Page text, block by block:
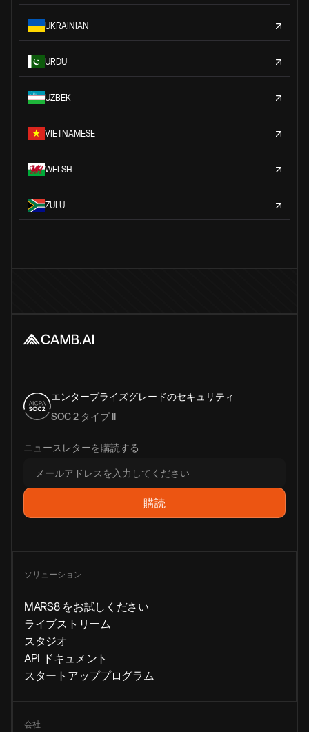
UKRAINIAN
URDU
UZBEK
VIETNAMESE
WELSH
ZULU
エンタープライズグレードのセキュリティ
SOC 2 タイプ II
ニュースレターを購読する
ソリューション
MARS8 をお試しください
ライブストリーム
スタジオ
API ドキュメント
スタートアッププログラム
会社